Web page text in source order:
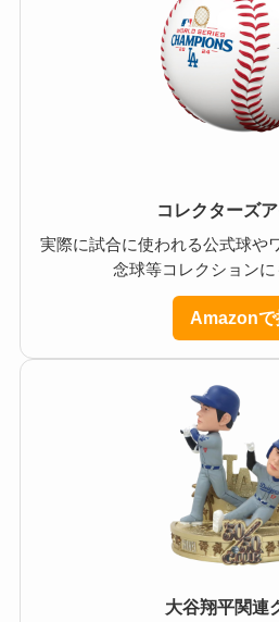
コレクターズ
実際に試合に使われる公式球や
念球等コレクションに
Amazonで
大谷翔平関連